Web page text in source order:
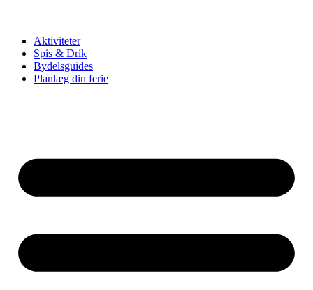
Aktiviteter
Spis & Drik
Bydelsguides
Planlæg din ferie